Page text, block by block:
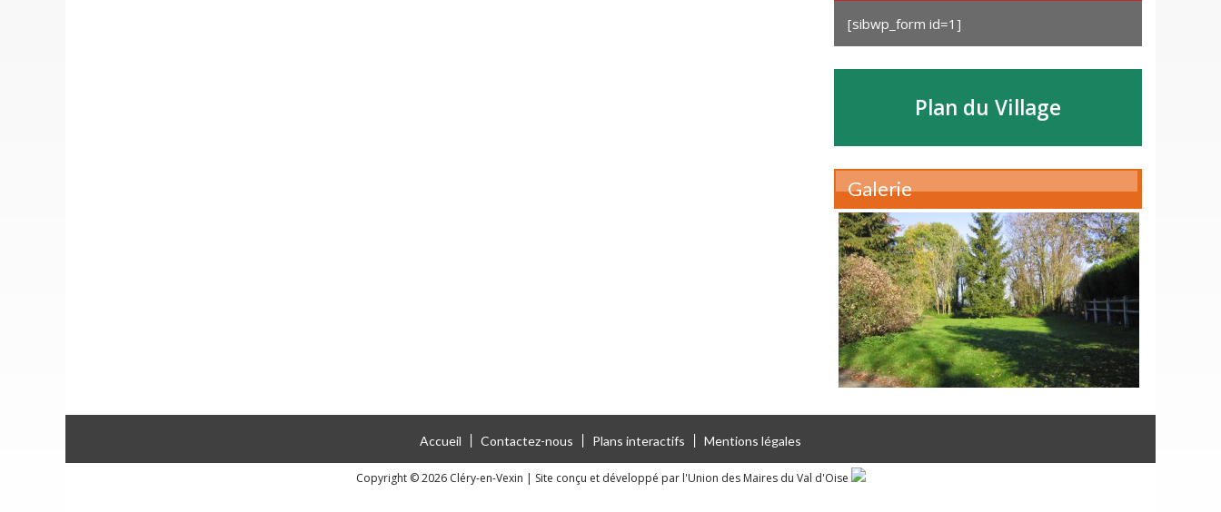
[sibwp_form id=1]
Plan du Village
Galerie
Accueil Contactez-nous Plans interactifs Mentions légales
Copyright © 2026 Cléry-en-Vexin | Site conçu et développé par l'Union des Maires du Val d'Oise